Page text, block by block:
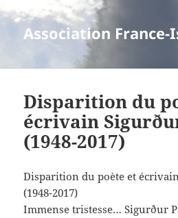
Association France-
Disparition du
écrivain
(1948-2017)
Disparition du poète et
(1948-2017)
Immense tristesse… Sigurður